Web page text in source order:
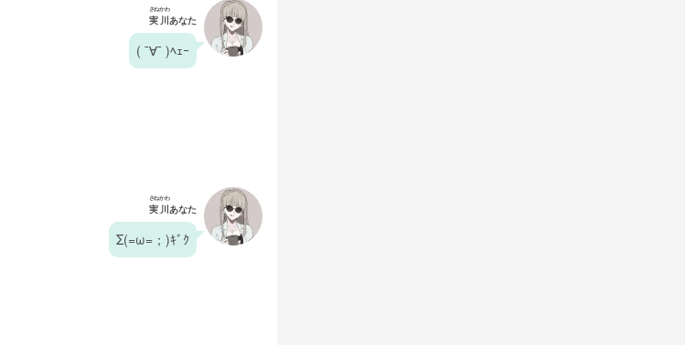
実川
さねかわ
あなた
( ¯∀¯ )ﾍｪｰ
実川
さねかわ
あなた
Σ(=ω=；)ｷﾞｸ